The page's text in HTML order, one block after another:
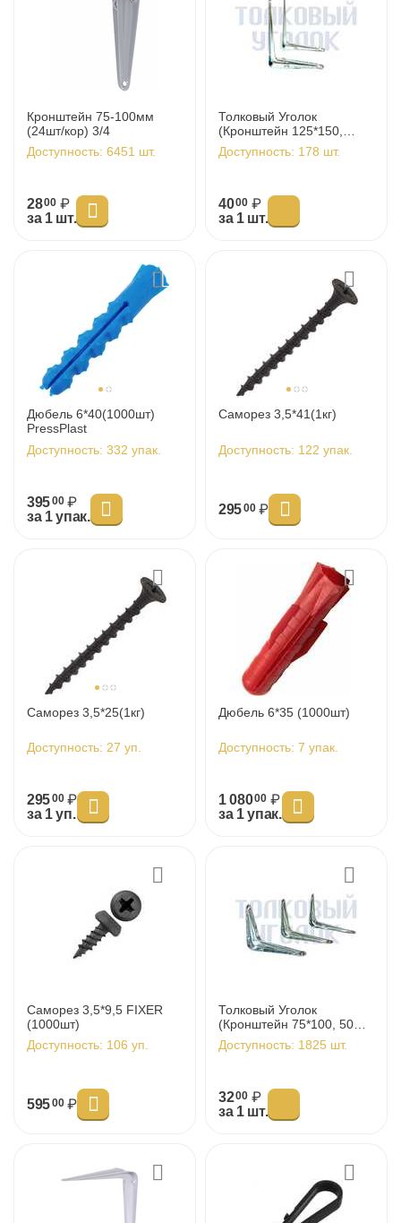
Кронштейн 75-100мм
(24шт/кор) 3/4
Доступность: 6451 шт.
2800 ₽
за 1 шт.
Толковый Уголок
(Кронштейн 125*150,
40шт/уп)
Доступность: 178 шт.
4000 ₽
за 1 шт.
Дюбель 6*40(1000шт)
PressPlast
Доступность: 332 упак.
39500 ₽
за 1 упак.
Саморез 3,5*41(1кг)
Доступность: 122 упак.
29500 ₽
Саморез 3,5*25(1кг)
Доступность: 27 уп.
29500 ₽
за 1 уп.
Дюбель 6*35 (1000шт)
Доступность: 7 упак.
1 08000 ₽
за 1 упак.
Саморез 3,5*9,5 FIXER
(1000шт)
Доступность: 106 уп.
59500 ₽
Толковый Уголок
(Кронштейн 75*100, 50шт/
уп)
Доступность: 1825 шт.
3200 ₽
за 1 шт.